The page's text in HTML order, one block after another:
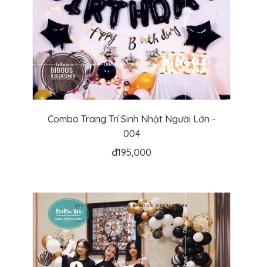
Combo Trang Trí Sinh Nhật Người Lớn -
004
đ195,000